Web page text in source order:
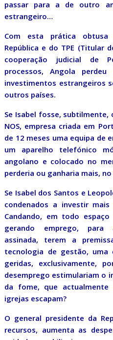
passar para a de outro
estrangeiro…
Com esta prática obtusa
República e do TPE (Titular
cooperação judicial de
processos, Angola
investimentos estrangeiros
outros países.
Se Isabel fosse,
NOS, empresa criada em
de 12 meses uma equipa de
um aparelho telefónico
angolano e colocado no
perderia ou ganharia mais,
Se Isabel dos Santos e
condenados a investir
Candando, em todo
gerando emprego, para
assinada, terem a
tecnologia de gestão, uma
geridas, exclusivamente,
desemprego estimulariam o
da fome, que actualmente
igrejas escapam?
O general presidente da
recursos, aumenta as